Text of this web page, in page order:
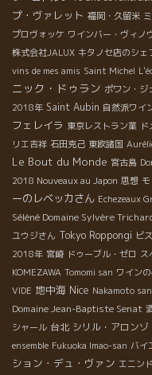
プ・ヴァレット 福岡・久留米
プロヴォッケ ワインバー・ヴィノ
株式会社JALUX キタノセ店のシェ
vins de mes amis Saint Michel
ニック・ドゥラン ポワン・ジ
2018年 Saint Aubin 自然派ワイ
フェレイラ 東京レストラン業
リエ吉祥 石田克己 東欧諸国
Le Bout du Monde 宮古島
2018 Nouveaux au Japon 思想
ーのレベッカさん Echezeaux
Séléné Domaine Sylvère
ユウジさん Tokyo Roppongi ビ
2018年 宮崎 ドゥーブル・ゼロ ス
KOMEZAWA Tomomi san ワイン
VIDE 地中海 Nice Nakamoto san
Domaine Jean-Baptiste Senat
シャール 台北 シリル・アロンゾ
ensemble Fukuoka Imao-san バイ
ション・デュ・ヴァン エニン